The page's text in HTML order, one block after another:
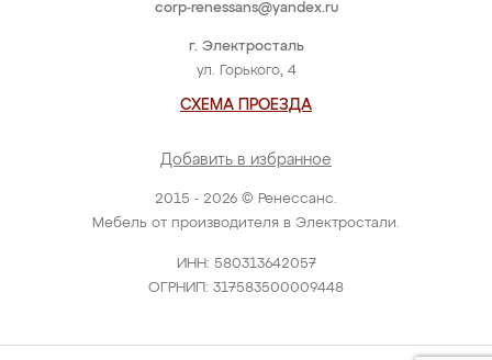
2015 - 2026 © Ренессанс.
Мебель от производителя в Электростали.
ИНН: 580313642057
ОГРНИП: 317583500009448
г. Электросталь
ул. Горького, 4
СХЕМА ПРОЕЗДА
Добавить в избранное
corp-renessans@yandex.ru